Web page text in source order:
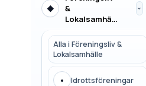
◆
&
Lokalsamhälle
›
Alla i Föreningsliv &
Lokalsamhälle
• Idrottsföreningar